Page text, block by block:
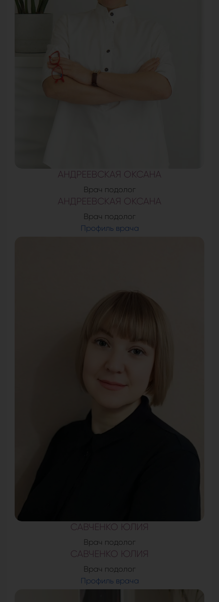
АНДРЕЕВСКАЯ ОКСАНА
Врач подолог
АНДРЕЕВСКАЯ ОКСАНА
Врач подолог
Профиль врача
САВЧЕНКО ЮЛИЯ
Врач подолог
САВЧЕНКО ЮЛИЯ
Врач подолог
Профиль врача